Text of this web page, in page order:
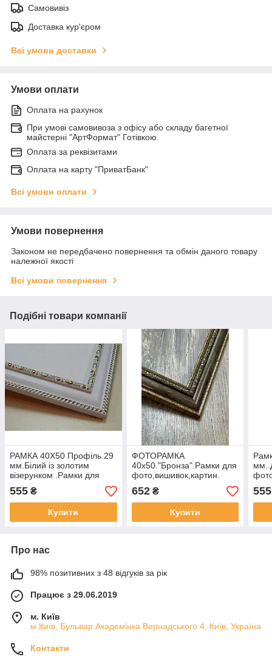
Самовивіз
Доставка кур'єром
Всі умови доставки
Умови оплати
Оплата на рахунок
При умові самовивоза з офісу або складу багетної
майстерні "АртФормат" Готівкою.
Оплата за реквізитами
Оплата на карту "ПриватБанк"
Всі умови оплати
Умови повернення
Законом не передбачено повернення та обмін даного товару
належної якості
Всі умови повернення
Подібні товари компанії
РАМКА 40Х50 Профіль 29
мм.Білий із золотим
візерунком .Рамки для
фото,вишивок,картин
555 ₴
Купити
ФОТОРАМКА
40х50."Бронза".Рамки для
фото,вишивок,картин.
652₴
Купити
555
Про нас
98% позитивних з 48 відгуків за рік
Працює з 29.06.2019
м. Київ
м.Київ, Бульвар Академінка Вернадського 4, Київ, Україна
Контакти